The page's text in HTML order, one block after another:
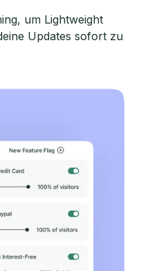
um Lightweight
Updates sofort zu